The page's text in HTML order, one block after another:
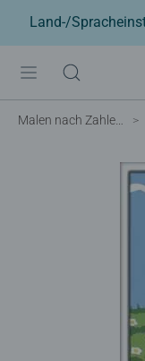
Land-/
Malen nach Zahlen Kinder